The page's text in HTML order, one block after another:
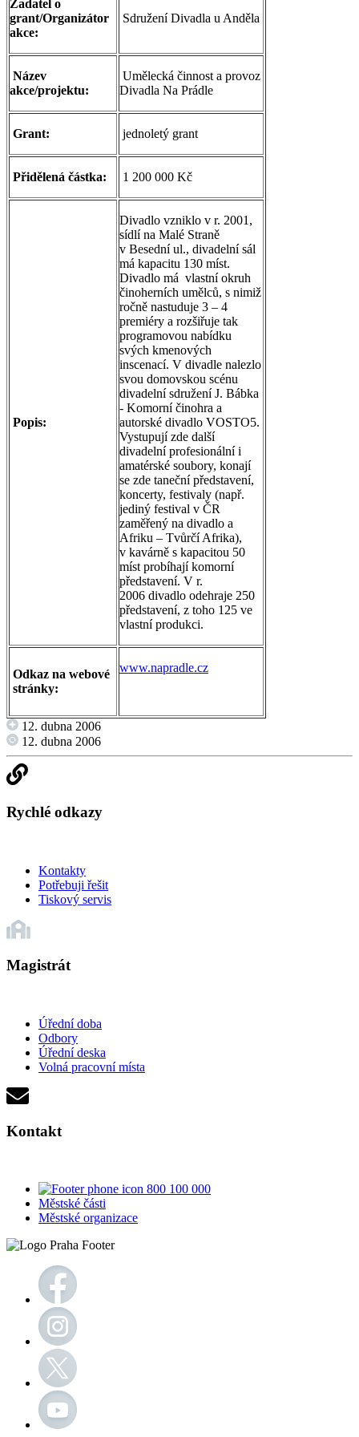
Žadatel o
grant/Organizátor
akce:
Sdružení Divadla u Anděla
Název
akce/projektu:
Umělecká činnost a provoz
Divadla Na Prádle
Grant: jednoletý grant
Přidělená částka: 1 200 000 Kč
Popis:
Divadlo vzniklo v r. 2001,
sídlí na Malé Straně
v Besední ul., divadelní sál
má kapacitu 130 míst.
Divadlo má vlastní okruh
činoherních umělců, s nimiž
ročně nastuduje 3 – 4
premiéry a rozšiřuje tak
programovou nabídku
svých kmenových
inscenací. V divadle nalezlo
svou domovskou scénu
divadelní sdružení J. Bábka
- Komorní činohra a
autorské divadlo VOSTO5.
Vystupují zde další
divadelní profesionální i
amatérské soubory, konají
se zde taneční představení,
koncerty, festivaly (např.
jediný festival v ČR
zaměřený na divadlo a
Afriku – Tvůrčí Afrika),
v kavárně s kapacitou 50
míst probíhají komorní
představení. V r.
2006 divadlo odehraje 250
představení, z toho 125 ve
vlastní produkci.
Odkaz na webové
stránky:
www.napradle.cz
12. dubna 2006
12. dubna 2006
Rychlé odkazy
Kontakty
Potřebuji řešit
Tiskový servis
Magistrát
Úřední doba
Odbory
Úřední deska
Volná pracovní místa
Kontakt
800 100 000
Městské části
Městské organizace